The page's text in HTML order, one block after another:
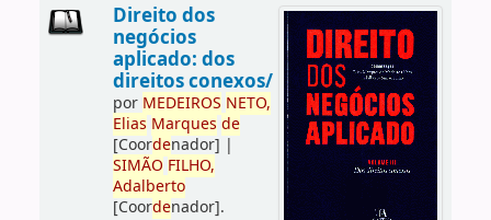
Direito dos
negócios
aplicado: dos
direitos conexos/
por MEDEIROS NETO,
Elias Marques de
[Coordenador] |
SIMÃO FILHO,
Adalberto
[Coordenador].